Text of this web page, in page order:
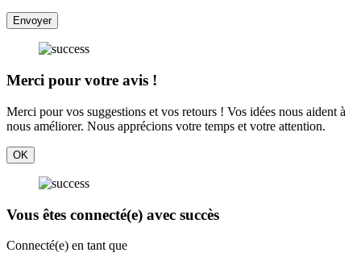
Envoyer
Merci pour votre avis !
Merci pour vos suggestions et vos retours ! Vos idées nous aident à
nous améliorer. Nous apprécions votre temps et votre attention.
OK
Vous êtes connecté(e) avec succès
Connecté(e) en tant que